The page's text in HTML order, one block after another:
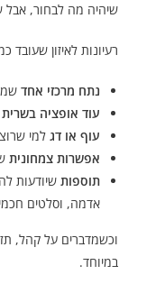
שיהיה מה לבחור, אבל
רעיונות לאיזון שעובד
נתח מרכזי אחד
עוד אופציה בשרית
עוף או דג למי
אפשרות צמחונית
תוספות שיודעות
אדמה, וסלטים
וכשמדברים על קהל,
במיוחד.